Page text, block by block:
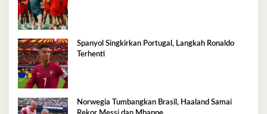
Spanyol Singkirkan Portugal, Langkah Ronaldo
Terhenti
Norwegia Tumbangkan Brasil, Haaland Samai